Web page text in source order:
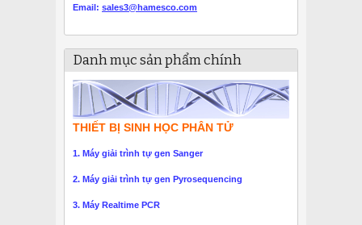
Email: sales3@hamesco.com
Danh mục sản phẩm chính
THIẾT BỊ SINH HỌC PHÂN TỬ
1. Máy giải trình tự gen Sanger
2. Máy giải trình tự gen Pyrosequencing
3. Máy Realtime PCR